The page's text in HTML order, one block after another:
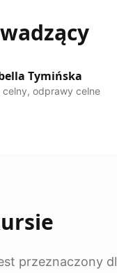
Tymińska
celny, odprawy celne
przeznaczony